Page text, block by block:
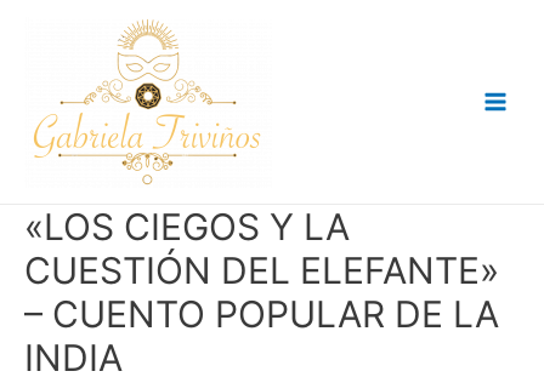
«LOS CIEGOS Y LA
CUESTIÓN DEL ELEFANTE»
– CUENTO POPULAR DE LA
INDIA